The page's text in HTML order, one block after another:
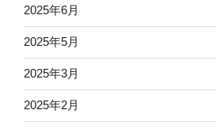
2025年6月
2025年5月
2025年3月
2025年2月